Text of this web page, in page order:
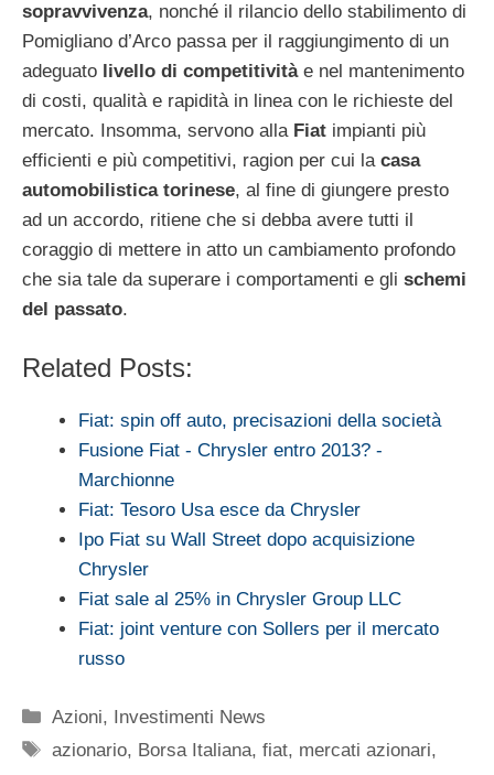
sopravvivenza, nonché il rilancio dello stabilimento di
Pomigliano d’Arco passa per il raggiungimento di un
adeguato livello di competitivitàe nel mantenimento
di costi, qualità e rapidità in linea con le richieste del
mercato. Insomma, servono allaFiat impianti più
efficienti e più competitivi, ragion per cui la casa
automobilistica torinese, al fine di giungere presto
ad un accordo, ritiene che si debba avere tutti il
coraggio di mettere in atto un cambiamento profondo
che sia tale da superare i comportamenti e gli schemi
del passato.
Related Posts:
Fiat: spin off auto, precisazioni della società
Fusione Fiat - Chrysler entro 2013? -
Marchionne
Fiat: Tesoro Usa esce da Chrysler
Ipo Fiat su Wall Street dopo acquisizione
Chrysler
Fiat sale al 25% in Chrysler Group LLC
Fiat: joint venture con Sollers per il mercato
russo
Categorie
Azioni,
Investimenti News
Tag
azionario, Borsa Italiana,fiat, mercati azionari,